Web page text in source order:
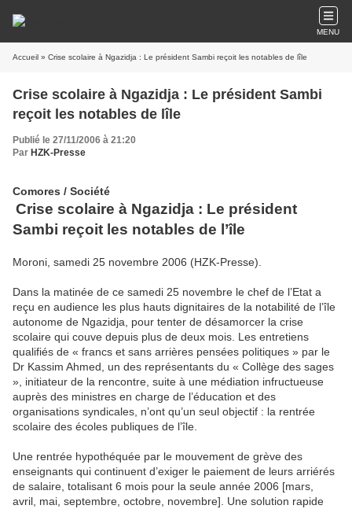
MENU
Accueil » Crise scolaire à Ngazidja : Le président Sambi reçoit les notables de lîle
Crise scolaire à Ngazidja : Le président Sambi
reçoit les notables de lîle
Publié le 27/11/2006 à 21:20
Par HZK-Presse
Comores / Société
Crise scolaire à Ngazidja : Le président
Sambi reçoit les notables de l’île
Moroni, samedi 25 novembre 2006 (HZK-Presse).
Dans la matinée de ce samedi 25 novembre le chef de l’Etat a
reçu en audience les plus hauts dignitaires de la notabilité de l’île
autonome de Ngazidja, pour tenter de désamorcer la crise
scolaire qui couve depuis plus de deux mois. Les entretiens
qualifiés de « francs et sans arrières pensées politiques » par le
Dr Kassim Ahmed, un des représentants du « Collège des sages
», initiateur de la rencontre, suite à une médiation infructueuse
auprès des ministres en charge de l’éducation et des
organisations syndicales, n’ont qu’un seul objectif : la rentrée
scolaire des écoles publiques de l’île.
Une rentrée hypothéquée par le mouvement de grève des
enseignants qui continuent d’exiger le paiement de leurs arriérés
de salaire, totalisant 6 mois pour la seule année 2006 [mars,
avril, mai, septembre, octobre, novembre]. Une solution rapide